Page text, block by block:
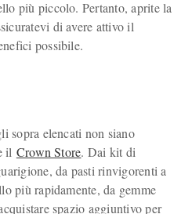
più piccolo. Pertanto, aprite la
di avere attivo il
possibile.
sopra elencati non siano
il Crown Store. Dai kit di
da pasti rinvigorenti a
più rapidamente, da gemme
spazio aggiuntivo per